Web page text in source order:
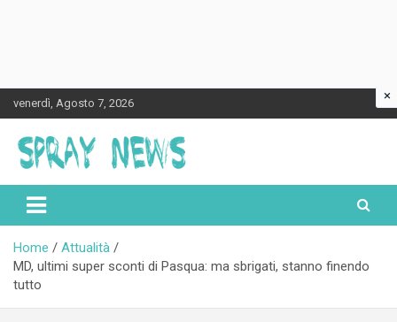
to
content
venerdì, Agosto 7, 2026
Spraynews.it
Home
Attualità
MD, ultimi super sconti di Pasqua: ma sbrigati, stanno finendo
tutto
×